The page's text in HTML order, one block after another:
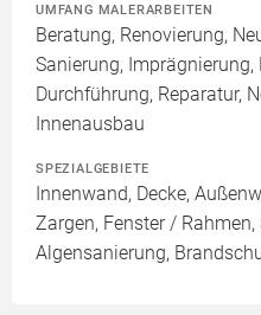
UMFANG MALERARBEITEN
Beratung, Renovierung,
Sanierung,
Durchführung, Reparatur,
Innenausbau
SPEZIALGEBIETE
Innenwand, Decke,
Zargen, Fenster /
Algensanierung,